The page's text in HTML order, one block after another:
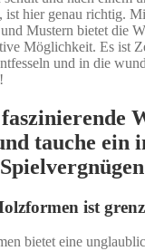
ist hier genau richtig.
Mustern bietet die
Möglichkeit. Es ist
und in die
tauche ein
ist
bietet eine